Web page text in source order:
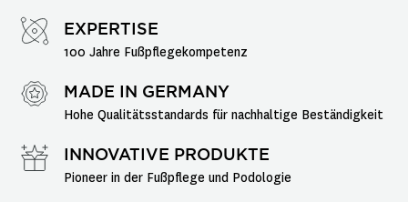
EXPERTISE
100 Jahre Fußpflegekompetenz
MADE IN GERMANY
Hohe Qualitätsstandards für nachhaltige Beständigkeit
INNOVATIVE PRODUKTE
Pioneer in der Fußpflege und Podologie